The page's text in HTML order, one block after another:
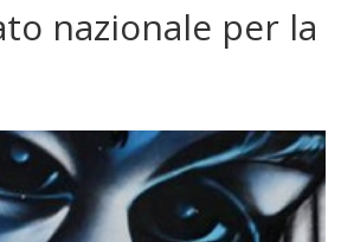
nazionale per la